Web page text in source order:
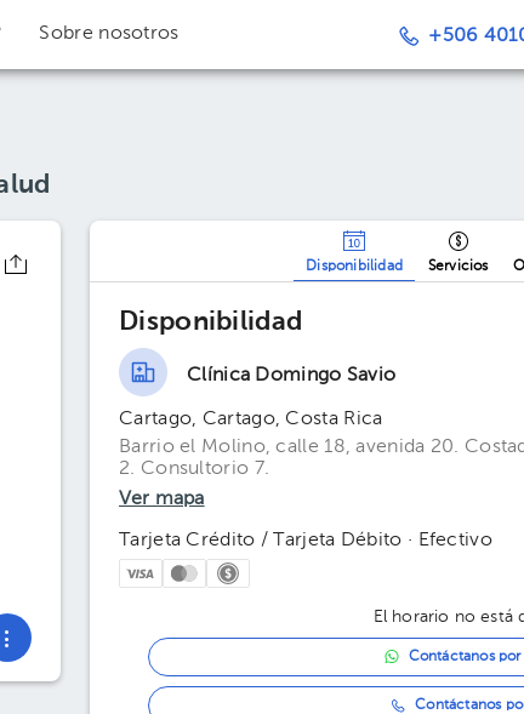
Sobre nosotros +506
Disponibilidad Servicios
Disponibilidad
Clínica Domingo Savio
Cartago, Cartago, Costa Rica
Barrio el Molino, calle 18, avenida 20.
2. Consultorio 7.
Ver mapa
Tarjeta Crédito / Tarjeta Débito · Efectivo
El horario no está
Contáctanos por
Contáctanos